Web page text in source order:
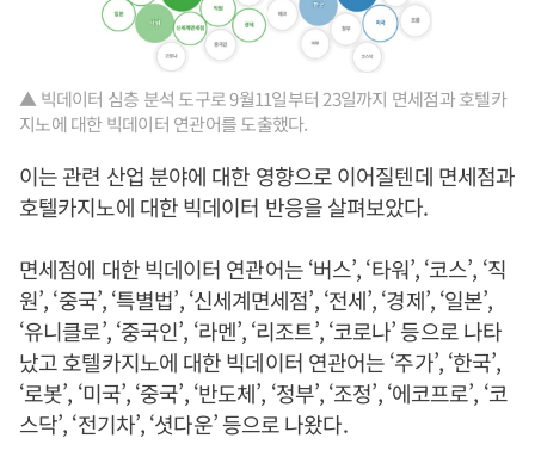
▲ 빅데이터 심층 분석 도구로 9월11일부터 23일까지 면세점과 호텔카
지노에 대한 빅데이터 연관어를 도출했다.
이는 관련 산업 분야에 대한 영향으로 이어질텐데 면세점과
호텔카지노에 대한 빅데이터 반응을 살펴보았다.
면세점에 대한 빅데이터 연관어는 ‘버스’, ‘타워’, ‘코스’, ‘직
원’, ‘중국’, ‘특별법’, ‘신세계면세점’, ‘전세’, ‘경제’, ‘일본’,
‘유니클로’, ‘중국인’, ‘라멘’, ‘리조트’, ‘코로나’ 등으로 나타
났고 호텔카지노에 대한 빅데이터 연관어는 ‘주가’, ‘한국’,
‘로봇’, ‘미국’, ‘중국’, ‘반도체’, ‘정부’, ‘조정’, ‘에코프로’, ‘코
스닥’, ‘전기차’, ‘셧다운’ 등으로 나왔다.